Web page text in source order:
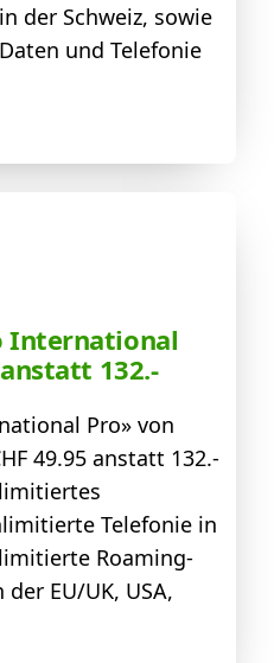
der Schweiz, sowie
und Telefonie
International
132.-
Pro» von
49.95 anstatt 132.-
Telefonie in
Roaming-
EU/UK, USA,